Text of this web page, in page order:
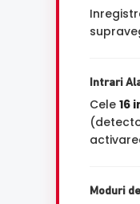
Intrari
Cele 16
Moduri